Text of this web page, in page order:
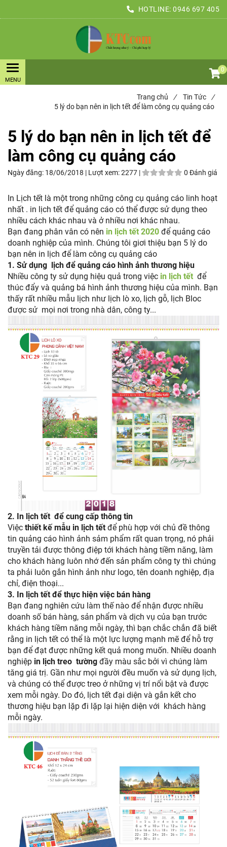
HOTLINE: 0946 697 405
0
Trang chủ / Tin Tức
/
5 lý do bạn nên in lịch tết để làm công cụ quảng cáo
5 lý do bạn nên in lịch tết để
làm công cụ quảng cáo
Ngày đăng: 18/06/2018 | Lượt xem:2277 | 0 Đánh giá
In Lịch tết là một trong những công cụ quảng cáo linh hoạt
nhất . in lịch tết để quảng cáo có thể được sử dụng theo
nhiều cách khác nhau và ở nhiều nơi khác nhau.
Bạn đang phân vân có nên in lịch tết 2020 để quảng cáo
doanh nghiệp của mình. Chúng tôi giơi thiệu bạn 5 lý do
bạn nên in lịch để làm công cụ quảng cáo
1. Sử dụng lịch để quảng cáo hình ảnh thương hiệu
Nhiều công ty sử dụng hiệu quả trong việc in lịch tết để
thúc đẩy và quảng bá hình ảnh thương hiệu của mình. Bạn
thấy rất nhiều mẫu lịch như lịch lò xo, lịch gỗ, lịch Bloc
được sử mọi nơi trong nhà dân, công ty...
2. In lịch tết để cung cấp thông tin
Việc thiết kế mẫu in lịch tết để phù hợp với chủ đề thông
tin quảng cáo hình ảnh sảm phẩm rất quan trọng, nó phải
truyền tải được thông điệp tới khách hàng tiềm năng, làm
cho khách hàng luôn nhớ đến sản phẩm công ty thì chúng
ta phải luôn gắn hình ảnh như logo, tên doanh nghiệp, địa
chỉ, điện thoại...
3. In lịch tết để thực hiện việc bán hàng
Bạn đang nghiên cứu làm thế nào để nhận được nhiều
doanh số bán hàng, sản phẩm và dịch vụ của bạn trước
khách hàng tiềm năng mỗi ngày, thì bạn chắc chắn đã biết
rằng in lịch tết có thể là một lực lượng mạnh mẽ để hỗ trợ
bạn để đạt được những kết quả mong muốn. Nhiều doanh
nghiệp in lịch treo tường đầy màu sắc bởi vì chúng làm
tăng giá trị. Gần như mọi người đều muốn và sử dụng lịch,
và chúng có thể được treo ở những vị trí nổi bật và được
xem mỗi ngày. Do đó, lịch tết đại diện và gắn kết cho
thương hiệu bạn lặp đi lặp lại hiện diện với khách hàng
mỗi ngày.